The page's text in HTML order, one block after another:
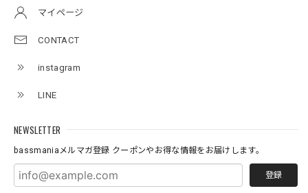
マイページ
CONTACT
instagram
LINE
NEWSLETTER
bassmaniaメルマガ登録 クーポンやお得な情報をお届けします。
登録